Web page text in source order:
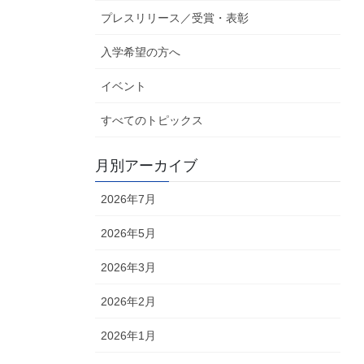
プレスリリース／受賞・表彰
入学希望の方へ
イベント
すべてのトピックス
月別アーカイブ
2026年7月
2026年5月
2026年3月
2026年2月
2026年1月